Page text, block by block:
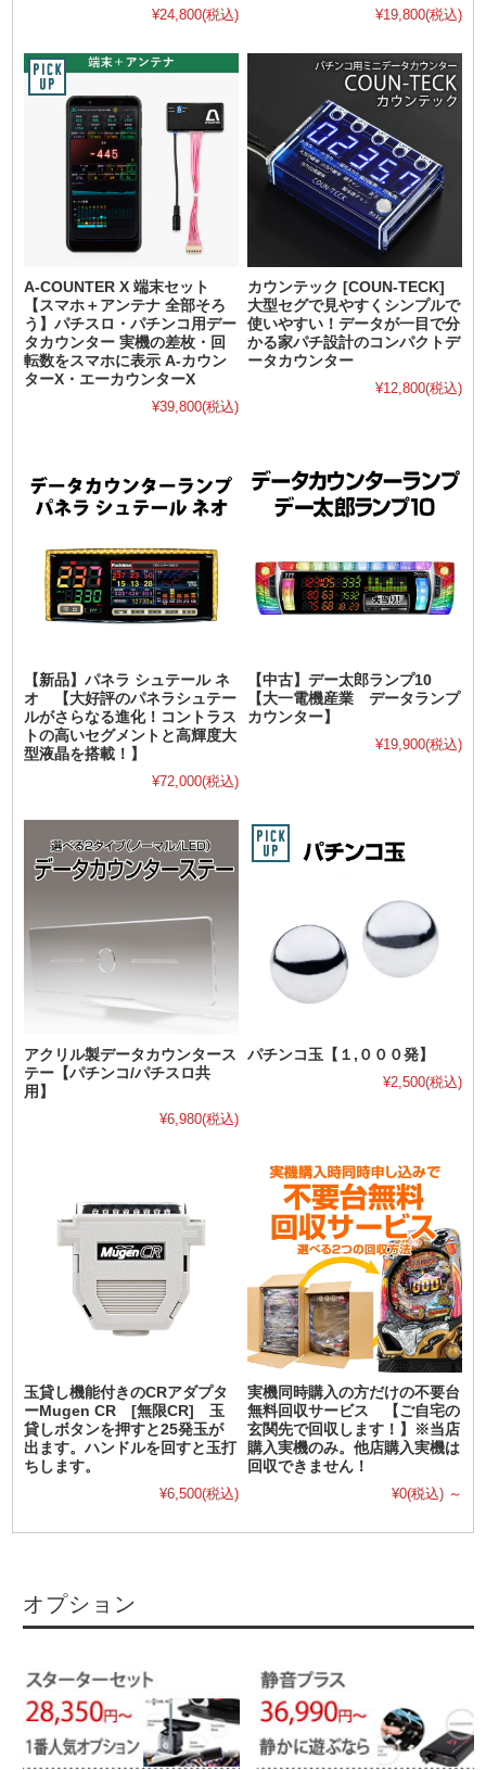
¥24,800(税込)
¥19,800(税込)
A-COUNTER X 端末セット
【スマホ＋アンテナ 全部そろ
う】パチスロ・パチンコ用デー
タカウンター 実機の差枚・回
転数をスマホに表示 A-カウン
ターX・エーカウンターX
¥39,800(税込)
カウンテック [COUN-TECK]
大型セグで見やすくシンプルで
使いやすい！データが一目で分
かる家パチ設計のコンパクトデ
ータカウンター
¥12,800(税込)
【新品】パネラ シュテール ネ
オ 【大好評のパネラシュテー
ルがさらなる進化！コントラス
トの高いセグメントと高輝度大
型液晶を搭載！】
¥72,000(税込)
【中古】デー太郎ランプ10
【大一電機産業 データランプ
カウンター】
¥19,900(税込)
アクリル製データカウンタース
テー【パチンコ/パチスロ共
用】
¥6,980(税込)
パチンコ玉【１,０００発】
¥2,500(税込)
玉貸し機能付きのCRアダプタ
ーMugen CR [無限CR] 玉
貸しボタンを押すと25発玉が
出ます。ハンドルを回すと玉打
ちします。
¥6,500(税込)
実機同時購入の方だけの不要台
無料回収サービス 【ご自宅の
玄関先で回収します！】※当店
購入実機のみ。他店購入実機は
回収できません！
¥0(税込) ～
オプション